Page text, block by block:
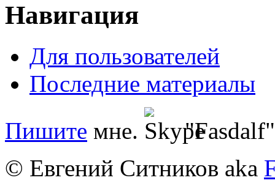
Навигация
Для пользователей
Последние материалы
Пишите мне.
"Fasdalf"
© Евгений Ситников aka